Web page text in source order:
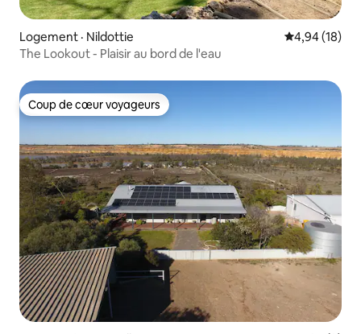
Logement · Nildottie Note
4,94 (18)
The Lookout - Plaisir au bord de l'eau
Coup de cœur voyageurs
Coup de cœur voyageurs